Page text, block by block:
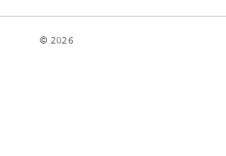
© 2026